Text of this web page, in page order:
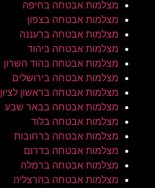
מצלמות אבטחה בחיפה
מצלמות אבטחה בצפון
מצלמות אבטחה ברעננה
מצלמות אבטחה ביהוד
מצלמות אבטחה בהוד השרון
מצלמות אבטחה בירושלים
מצלמות אבטחה בראשון לציון
מצלמות אבטחה בבאר שבע
מצלמות אבטחה בלוד
מצלמות אבטחה ברחובות
מצלמות אבטחה בדרום
מצלמות אבטחה ברמלה
מצלמות אבטחה בהרצליה